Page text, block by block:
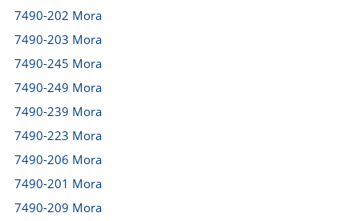
7490-202 Mora
7490-203 Mora
7490-245 Mora
7490-249 Mora
7490-239 Mora
7490-223 Mora
7490-206 Mora
7490-201 Mora
7490-209 Mora